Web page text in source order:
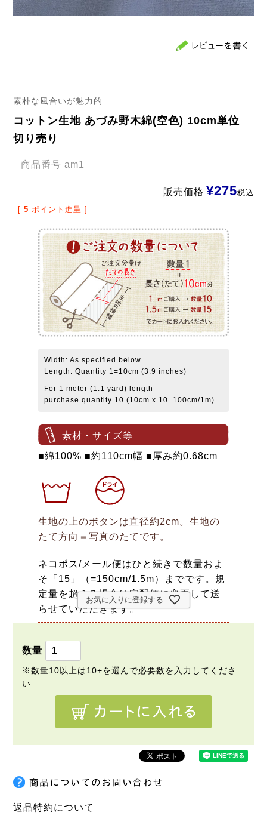
素朴な風合いが魅力的
コットン生地 あづみ野木綿(空色) 10cm単位
切り売り
商品番号 am1
販売価格 ¥275税込
[ 5 ポイント進呈 ]
Width: As specified below
Length: Quantity 1=10cm (3.9 inches)
For 1 meter (1.1 yard) length
purchase quantity 10 (10cm x 10=100cm/1m)
素材・サイズ等
■綿100% ■約110cm幅 ■厚み約0.68cm
生地の上のボタンは直径約2cm。生地の
たて方向＝写真のたてです。
ネコポス/メール便はひと続きで数量およ
そ「15」（=150cm/1.5m）までです。規
定量を超える場合は宅配便に変更して送
らせていただきます。
お気に入りに登録する
返品特約について